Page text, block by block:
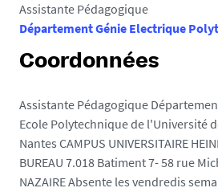
Assistante Pédagogique
Département Génie Electrique
Coordonnées
Assistante Pédagogique
Ecole Polytechnique de l'Université
Nantes CAMPUS UNIVERSITAIRE
BUREAU 7.018 Batiment 7- 58 rue
NAZAIRE Absente les vendredis